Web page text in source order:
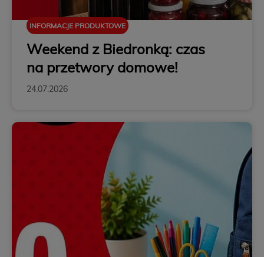
INFORMACJE PRODUKTOWE
Weekend z Biedronką: czas
na przetwory domowe!
24.07.2026